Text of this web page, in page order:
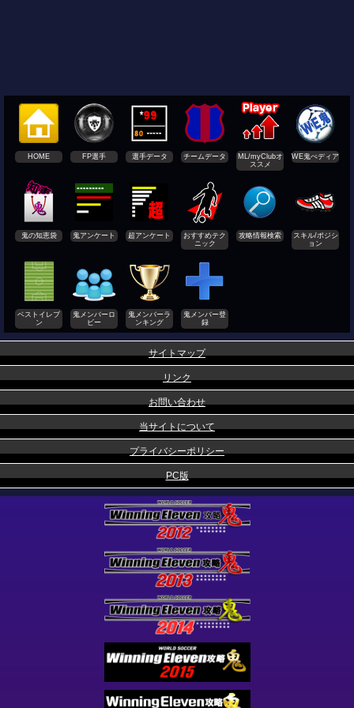
HOME FP選手 選手データ チームデータ
ML/myClubオ
ススメ
WE鬼ぺディア
鬼の知恵袋 鬼アンケート 超アンケート
おすすめテク
ニック
攻略情報検索
スキル/ポジシ
ョン
ベストイレブ
ン
鬼メンバーロ
ビー
鬼メンバーラ
ンキング
鬼メンバー登
録
サイトマップ
リンク
お問い合わせ
当サイトについて
プライバシーポリシー
PC版